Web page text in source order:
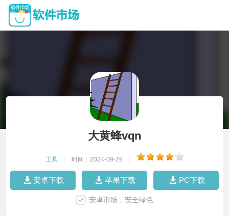
大黄蜂vqn
工具 时间：2024-09-29
安卓下载 苹果下载 PC下载
安卓市场，安全绿色